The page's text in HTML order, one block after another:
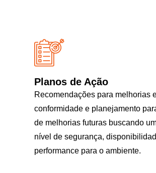
Planos de Ação
Recomendações para melhorias
conformidade e planejamento
de melhorias futuras buscando
nível de segurança,
performance para o ambiente.